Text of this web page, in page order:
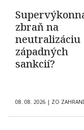
zbraň na
neutralizáciu
západných
sankcií?
08. 08. 2026 | ZO